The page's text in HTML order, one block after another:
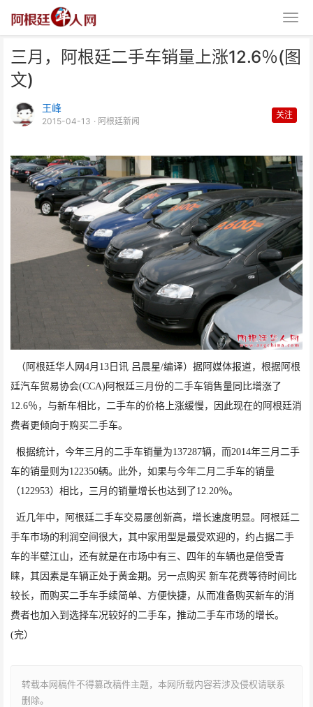
三月，阿根廷二手车销量上涨12.6％(图
文)
王峰
2015-04-13 · 阿根廷新闻
关注
（阿根廷华人网4月13日讯 吕晨星/编译） 据阿媒体报道， 根据阿根
廷汽车贸易协会(CCA) 阿根廷三月份的二手车销售量同比增涨了
12.6％，与新车相比，二手车的价格上涨缓慢，因此现在的阿根廷消
费者更倾向于购买二手车。
根据统计，今年三月的二手车销量为137287辆，而2014年三月二手
车的销量则为122350辆。此外，如果与今年二月二手车的销量
（122953）相比，三月的销量增长也达到了12.20％。
近几年中，阿根廷二手车交易屡创新高，增长速度明显。阿根廷二
手车市场的利润空间很大，其中家用型是最受欢迎的，约占据二手
车的半壁江山，还有就是在市场中有三、四年的车辆也是倍受青
睐，其因素是车辆正处于黄金期。另一点购买 新车花费等待时间比
较长，而购买二手车手续简单、方便快捷，从而准备购买新车的消
费者也加入到选择车况较好的二手车，推动二手车市场的增长。
(完）
转载本网稿件不得篡改稿件主题，本网所载内容若涉及侵权请联系
删除。
三月，阿根廷二手车销量上涨
12.6％(图文)